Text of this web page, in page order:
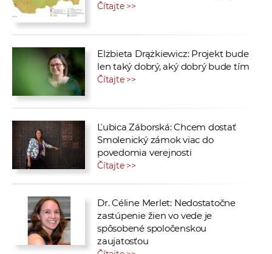
Čítajte >>
Elżbieta Drążkiewicz: Projekt bude
len taký dobrý, aký dobrý bude tím
Čítajte >>
Ľubica Záborská: Chcem dostať
Smolenický zámok viac do
povedomia verejnosti
Čítajte >>
Dr. Céline Merlet: Nedostatočne
zastúpenie žien vo vede je
spôsobené spoločenskou
zaujatosťou